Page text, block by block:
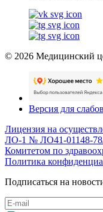
© 2026 Медицинский
Версия для
Лицензия на
ЛО-1 № ЛО41-01148-78/
Комитетом по
Политика
Подписаться на